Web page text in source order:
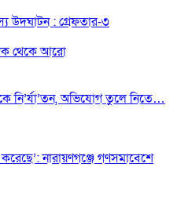
উদঘাটন : গ্রেফতার-৩
থেকে আরো
নি’র্যা’তন, অভিযোগ তুলে নিতে…
নারায়ণগঞ্জে গণসমাবেশে